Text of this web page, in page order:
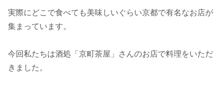
実際にどこで食べても美味しいぐらい京都で有名なお店が
集まっています。
今回私たちは酒処「京町茶屋」さんのお店で料理をいただ
きました。